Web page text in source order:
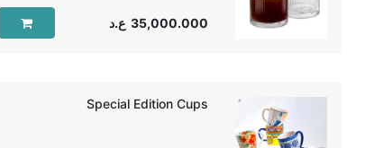
35,000.000ع.د
Special Edition Cups